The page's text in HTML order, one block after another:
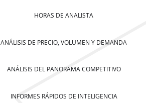
HORAS DE ANALISTA
ANÁLISIS DE PRECIO, VOLUMEN Y DEMANDA
ANÁLISIS DEL PANORAMA COMPETITIVO
INFORMES RÁPIDOS DE INTELIGENCIA